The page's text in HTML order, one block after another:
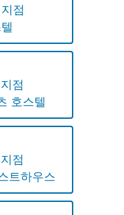
점
점
호스텔
점
트하우스